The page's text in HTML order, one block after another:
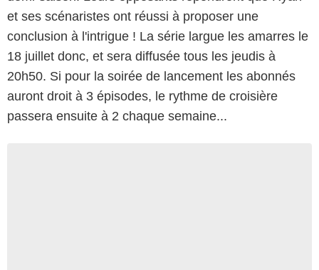
et ses scénaristes ont réussi à proposer une
conclusion à l'intrigue ! La série largue les amarres le
18 juillet donc, et sera diffusée tous les jeudis à
20h50. Si pour la soirée de lancement les abonnés
auront droit à 3 épisodes, le rythme de croisière
passera ensuite à 2 chaque semaine...